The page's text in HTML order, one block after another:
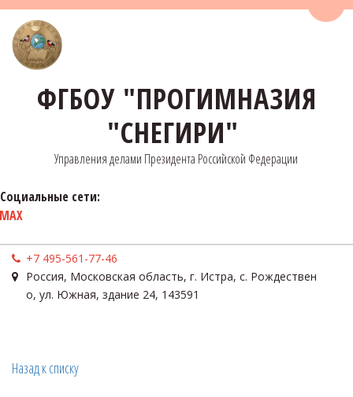
ФГБОУ "ПРОГИМНАЗИЯ
"СНЕГИРИ"
Управления делами Президента Российской Федерации
Социальные сети:
MAX
+7 495-561-77-46
Россия, Московская область, г. Истра, с. Рождествен
о, ул. Южная, здание 24, 143591
Назад к списку